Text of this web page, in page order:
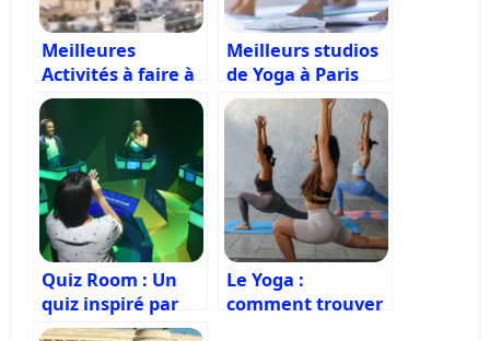
Meilleures
Activités à faire à
Paris quand il
pleut
Meilleurs studios
de Yoga à Paris
Quiz Room : Un
quiz inspiré par
les jeux télévisés
Le Yoga :
comment trouver